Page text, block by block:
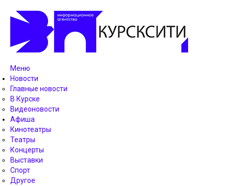
Меню
Новости
Главные новости
В Курске
Видеоновости
Афиша
Кинотеатры
Театры
Концерты
Выставки
Спорт
Другое